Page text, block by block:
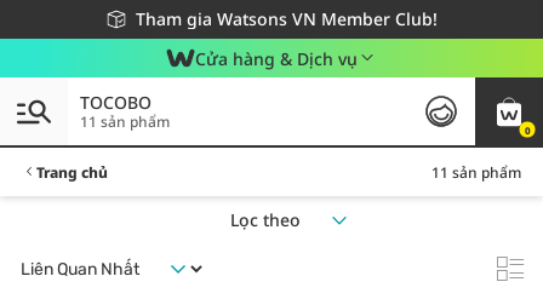
Tham gia Watsons VN Member Club!
Miễn phí giao hàng cho đơn hàng từ 249,000Đ
Giao hàng nhanh 24h - Áp dụng khu vực TP. Hồ Chí Minh
Cửa hàng & Dịch vụ
0
TOCOBO
11 sản phẩm
Trang chủ 11 sản phẩm
Lọc theo